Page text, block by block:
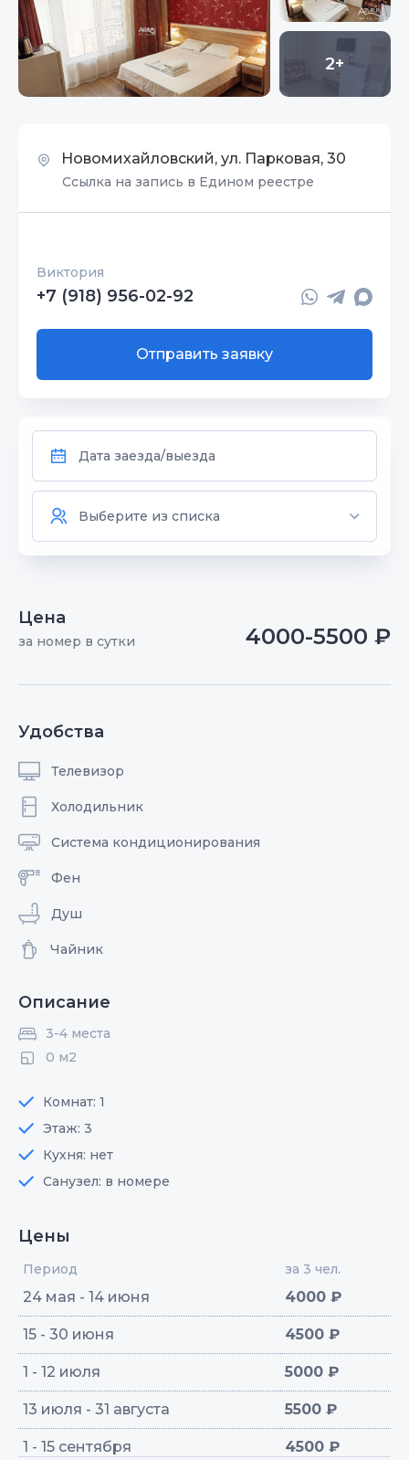
2+
Новомихайловский, ул. Парковая, 30
Ссылка на запись в Едином реестре
Виктория
+7 (918) 956-02-92
Отправить заявку
Цена
за номер в сутки 4000-5500 ₽
Удобства
Телевизор
Холодильник
Система кондиционирования
Фен
Душ
Чайник
Описание
3-4 места
0 м2
Комнат: 1
Этаж: 3
Кухня: нет
Санузел: в номере
Цены
Период за 3 чел.
24 мая - 14 июня 4000 ₽
15 - 30 июня 4500 ₽
1 - 12 июля 5000 ₽
13 июля - 31 августа 5500 ₽
1 - 15 сентября 4500 ₽